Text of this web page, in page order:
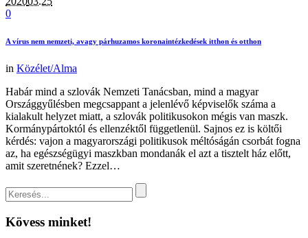
0
A vírus nem nemzeti, avagy párhuzamos koronaintézkedések itthon és otthon
in Közélet/Alma
Habár mind a szlovák Nemzeti Tanácsban, mind a magyar
Országgyűlésben megcsappant a jelenlévő képviselők száma a
kialakult helyzet miatt, a szlovák politikusokon mégis van maszk.
Kormánypártoktól és ellenzéktől függetlenül. Sajnos ez is költői
kérdés: vajon a magyarországi politikusok méltóságán csorbát fogna
az, ha egészségügyi maszkban mondanák el azt a tisztelt ház előtt,
amit szeretnének? Ezzel…
Kövess minket!